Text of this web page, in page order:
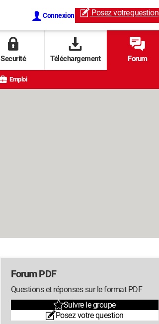
Connexion Posez votrequestion
Securité Téléchargement Forum
Emploi
Forum PDF
Questions et réponses sur le format PDF
Suivre le groupe
Posez votre question